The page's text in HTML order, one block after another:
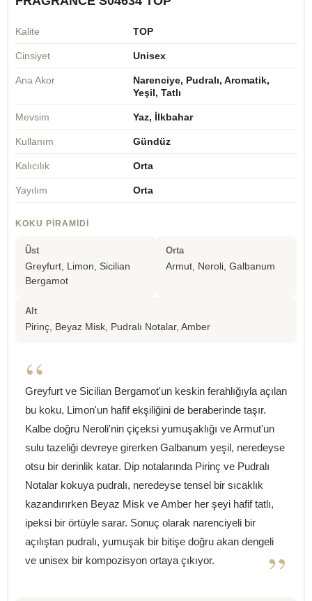
Kalite TOP
Cinsiyet Unisex
Ana Akor
Narenciye, Pudralı, Aromatik,
Yeşil, Tatlı
Mevsim Yaz, İlkbahar
Kullanım Gündüz
Kalıcılık Orta
Yayılım Orta
KOKU PIRAMIDI
Üst
Greyfurt, Limon, Sicilian
Bergamot
Orta
Armut, Neroli, Galbanum
Alt
Pirinç, Beyaz Misk, Pudralı Notalar, Amber
“
Greyfurt ve Sicilian Bergamot'un keskin ferahlığıyla açılan
bu koku, Limon'un hafif ekşiliğini de beraberinde taşır.
Kalbe doğru Neroli'nin çiçeksi yumuşaklığı ve Armut'un
sulu tazeliği devreye girerken Galbanum yeşil, neredeyse
otsu bir derinlik katar. Dip notalarında Pirinç ve Pudralı
Notalar kokuya pudralı, neredeyse tensel bir sıcaklık
kazandırırken Beyaz Misk ve Amber her şeyi hafif tatlı,
ipeksi bir örtüyle sarar. Sonuç olarak narenciyeli bir
açılıştan pudralı, yumuşak bir bitişe doğru akan dengeli
ve unisex bir kompozisyon ortaya çıkıyor.
”